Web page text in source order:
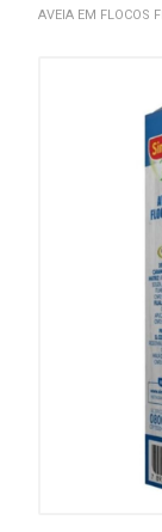
AVEIA EM FLOCOS